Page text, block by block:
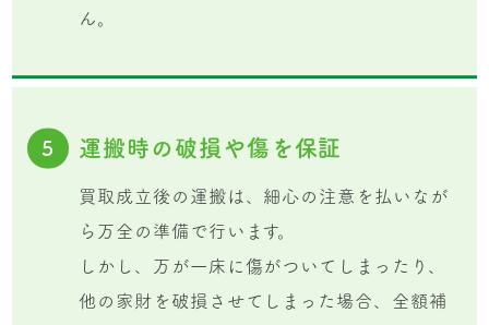
ん。
5 運搬時の破損や傷を保証
買取成立後の運搬は、細心の注意を払いなが
ら万全の準備で行います。
しかし、万が一床に傷がついてしまったり、
他の家財を破損させてしまった場合、全額補